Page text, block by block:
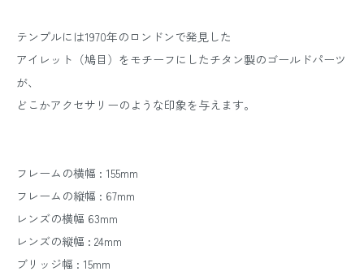
テンプルには1970年のロンドンで発見した
アイレット（鳩目）をモチーフにしたチタン製のゴールドパーツ
が、
どこかアクセサリーのような印象を与えます。
フレームの横幅 : 155mm
フレームの縦幅 : 67mm
レンズの横幅 63mm
レンズの縦幅 : 24mm
ブリッジ幅 : 15mm